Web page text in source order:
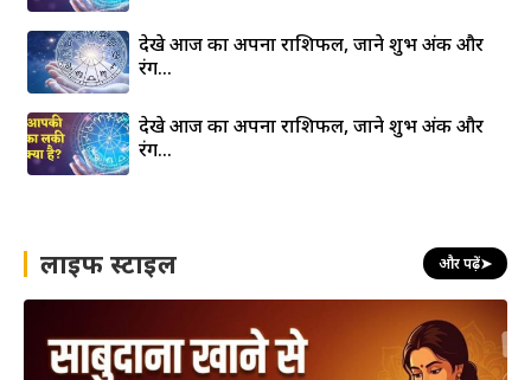
देखे आज का अपना राशिफल, जाने शुभ अंक और
रंग…
देखे आज का अपना राशिफल, जाने शुभ अंक और
रंग…
लाइफ स्टाइल और पढ़ें➤